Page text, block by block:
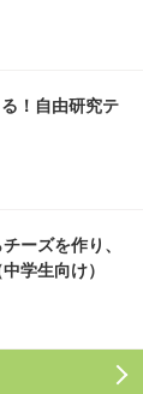
！自由研究テ
ーズを作り、
学生向け）